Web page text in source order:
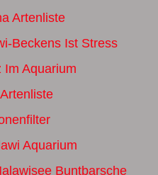
Artenliste
Beckens Ist Stress
Im Aquarium
Aquarium
Buntbarsche